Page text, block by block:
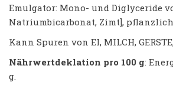
Emulgator: Mono- und Diglyceride
Natriumbicarbonat, Zimt],
Kann Spuren von EI, MILCH,
Nährwertdeklation pro 100 g:
g.